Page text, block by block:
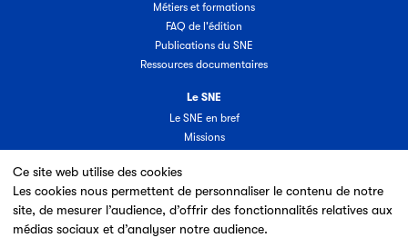
Ce site web utilise des cookies
Les cookies nous permettent de personnaliser le contenu de notre
site, de mesurer l’audience, d’offrir des fonctionnalités relatives aux
médias sociaux et d’analyser notre audience.
Métiers et formations
FAQ de l'édition
Publications du SNE
Ressources documentaires
Le SNE
Le SNE en bref
Missions
Groupes & commissions
Partenaires
Annuaire des adhérents
Nouveaux adhérents